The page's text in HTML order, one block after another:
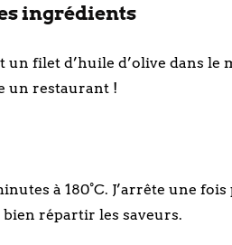
ingrédients
un filet d’huile d’olive dans le
un restaurant !
à 180°C. J’arrête une
répartir les saveurs.